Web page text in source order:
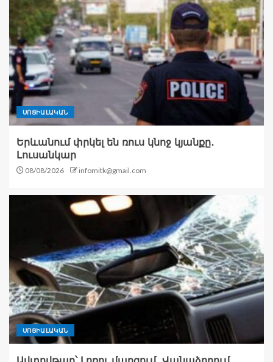
ՍՈՑԻԱԼԱԿԱՆ
Երևանում փրկել են ռուս կնոջ կյանքը․
Լուսանկար
08/08/2026 infomitk@gmail.com
ՍՈՑԻԱԼԱԿԱՆ